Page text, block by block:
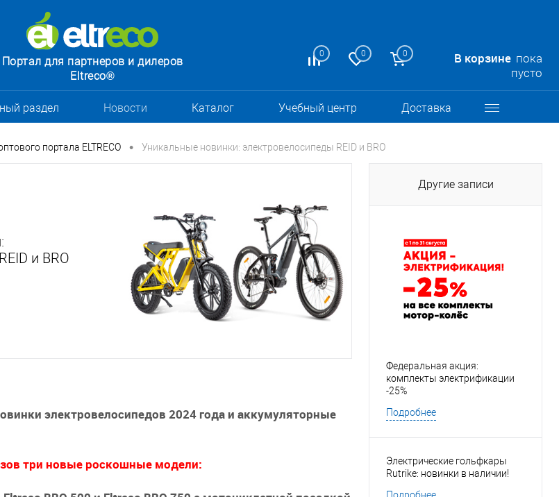
0 0 0 В корзине пока
пусто
Портал для партнеров и дилеров
Eltreco®
раздел Новости Каталог Учебный центр Доставка
портала ELTRECO • Уникальные новинки: электровелосипеды REID и BRO
и BRO
электровелосипедов 2024 года и аккумуляторные
три новые роскошные модели:
Другие записи
Федеральная акция:
комплекты электрификации
-25%
Подробнее
Электрические гольфкары
Rutrike: новинки в наличии!